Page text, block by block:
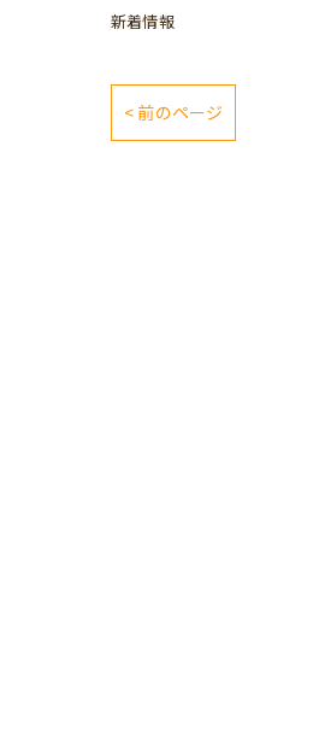
新着情報
< 前のページ